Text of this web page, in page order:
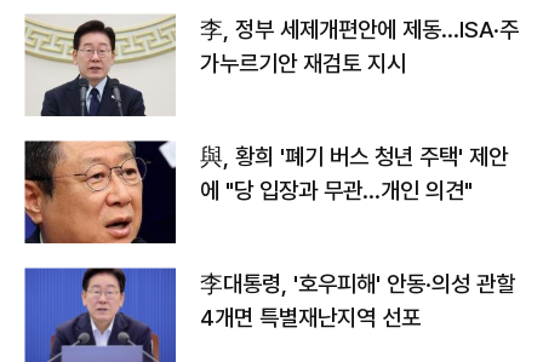
李, 정부 세제개편안에 제동…ISA·주
가누르기안 재검토 지시
與, 황희 '폐기 버스 청년 주택' 제안
에 "당 입장과 무관…개인 의견"
李대통령, '호우피해' 안동·의성 관할
4개면 특별재난지역 선포